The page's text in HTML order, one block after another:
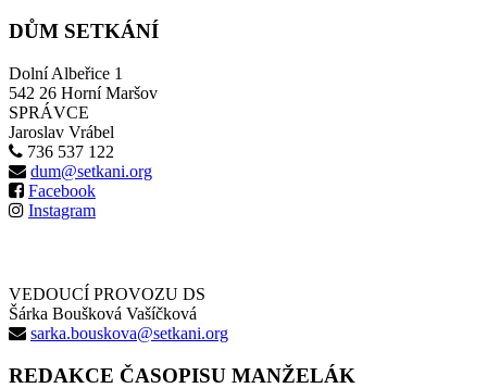
DŮM SETKÁNÍ
Dolní Albeřice 1
542 26 Horní Maršov
SPRÁVCE
Jaroslav Vrábel
736 537 122
dum@setkani.org
Facebook
Instagram
VEDOUCÍ PROVOZU DS
Šárka Boušková Vašíčková
sarka.bouskova@setkani.org
REDAKCE ČASOPISU MANŽELÁK